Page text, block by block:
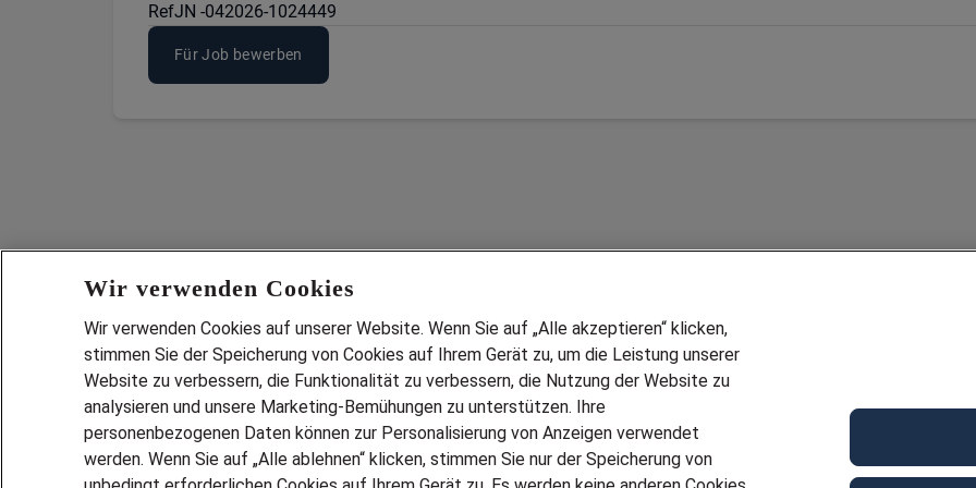
RefJN -042026-1024449
Für Job bewerben
Services
JOBSUCHE
LEBENSLAUF GENERATOR
Wir verwenden Cookies
Wir verwenden Cookies auf unserer Website. Wenn Sie auf „Alle akzeptieren“ klicken,
stimmen Sie der Speicherung von Cookies auf Ihrem Gerät zu, um die Leistung unserer
Website zu verbessern, die Funktionalität zu verbessern, die Nutzung der Website zu
analysieren und unsere Marketing-Bemühungen zu unterstützen. Ihre
personenbezogenen Daten können zur Personalisierung von Anzeigen verwendet
werden. Wenn Sie auf „Alle ablehnen“ klicken, stimmen Sie nur der Speicherung von